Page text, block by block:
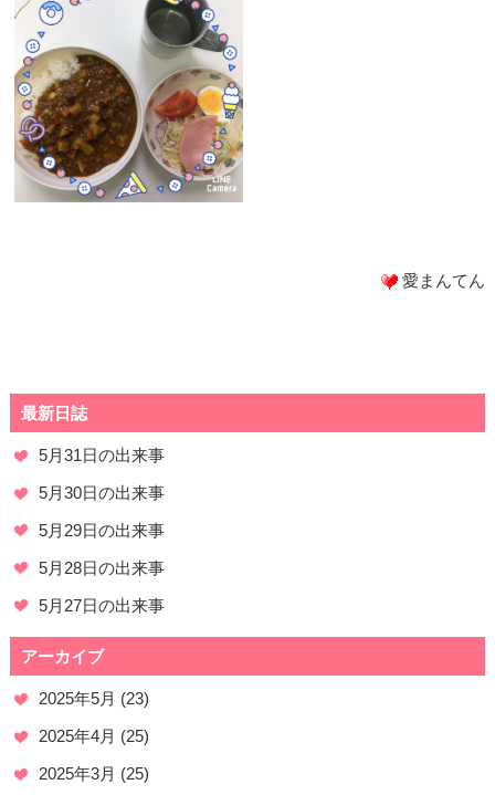
愛まんてん
最新日誌
5月31日の出来事
5月30日の出来事
5月29日の出来事
5月28日の出来事
5月27日の出来事
アーカイブ
2025年5月 (23)
2025年4月 (25)
2025年3月 (25)